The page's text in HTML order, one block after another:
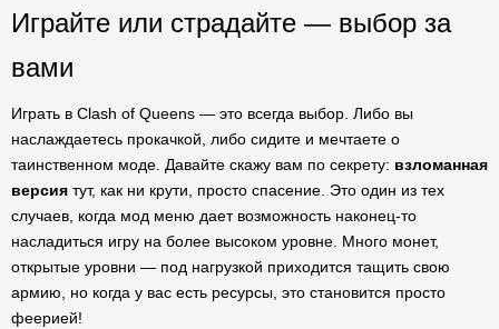
Играйте или страдайте — выбор за
вами
Играть в Clash of Queens — это всегда выбор. Либо вы
наслаждаетесь прокачкой, либо сидите и мечтаете о
таинственном моде. Давайте скажу вам по секрету: взломанная
версия тут, как ни крути, просто спасение. Это один из тех
случаев, когда мод меню дает возможность наконец-то
насладиться игру на более высоком уровне. Много монет,
открытые уровни — под нагрузкой приходится тащить свою
армию, но когда у вас есть ресурсы, это становится просто
феерией!